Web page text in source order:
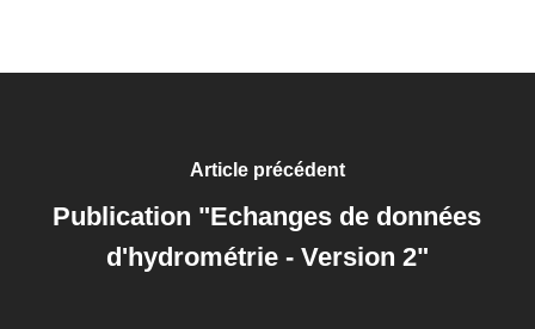
Article précédent
Publication "Echanges de données
d'hydrométrie - Version 2"